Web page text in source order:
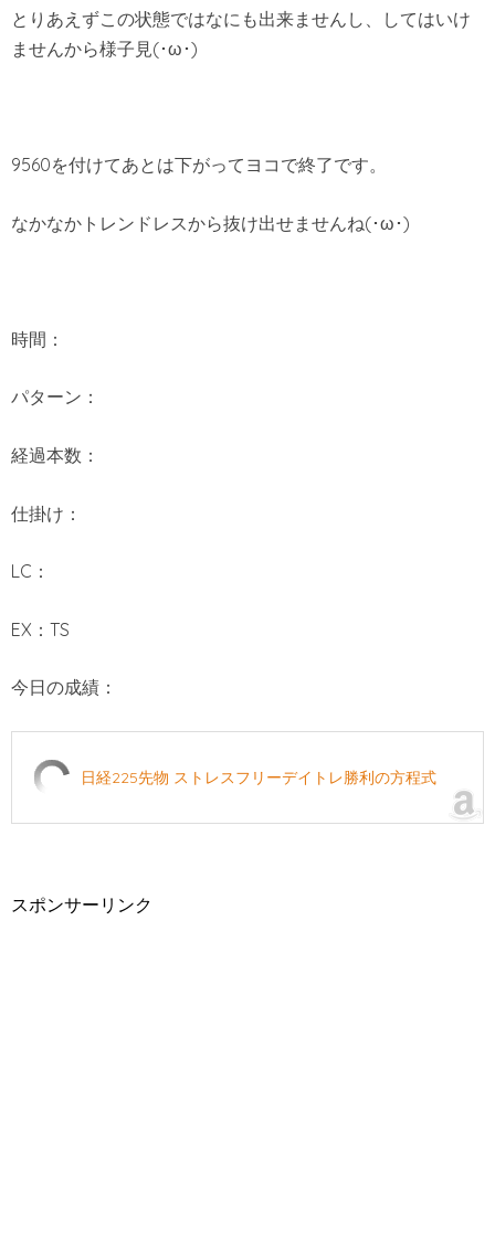
とりあえずこの状態ではなにも出来ませんし、してはいけ
ませんから様子見(･ω･)
9560を付けてあとは下がってヨコで終了です。
なかなかトレンドレスから抜け出せませんね(･ω･)
時間：
パターン：
経過本数：
仕掛け：
LC：
EX：TS
今日の成績：
日経225先物 ストレスフリーデイトレ勝利の方程式
スポンサーリンク